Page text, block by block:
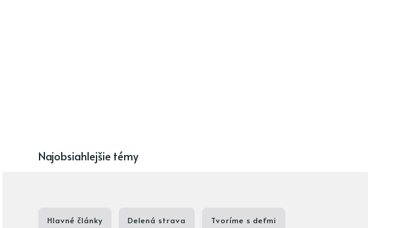
Najobsiahlejšie témy
Hlavné články Delená strava Tvoríme s deťmi